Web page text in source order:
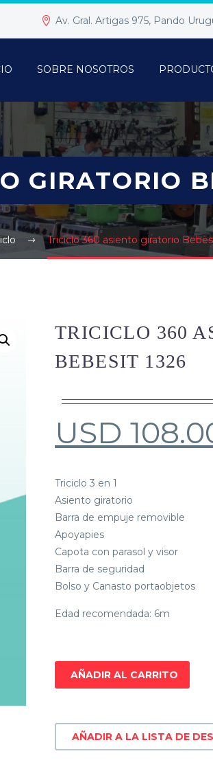
Av. Gral. Artigas 975, Pando
SOBRE NOSOTROS
GIRATORIO
Triciclo 360 asiento giratorio
TRICICLO 360
BEBESIT 1326
USD
Triciclo 3 en 1
Asiento giratorio
Barra de empuje removible
Apoyapies
Capota con parasol y visor
Barra de seguridad
Bolso y Canasto portaobjetos
Edad recomendada: 6m
AÑADIR AL CARRITO
AÑADIR A LA LISTA DE